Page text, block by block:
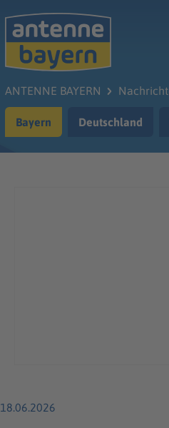
ANTENNE BAYERN
Bayern Deutschland
18.06.2026